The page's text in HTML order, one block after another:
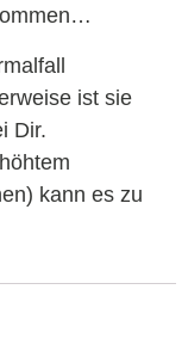
ist sie
Dir.
kann es zu